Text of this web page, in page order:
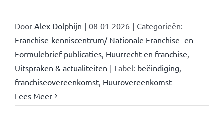
Door Alex Dolphijn | 08-01-2026 | Categorieën:
Franchise-kenniscentrum/ Nationale Franchise- en
Formulebrief-publicaties, Huurrecht en franchise
Uitspraken & actualiteiten | Label: beëindiging
franchiseovereenkomst, Huurovereenkomst
Lees Meer